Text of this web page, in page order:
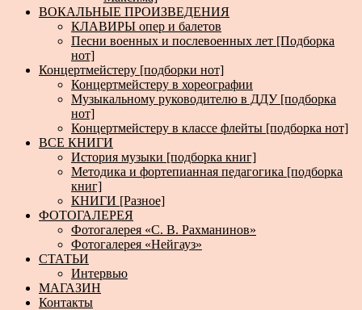
ВОКАЛЬНЫЕ ПРОИЗВЕДЕНИЯ
КЛАВИРЫ опер и балетов
Песни военных и послевоенных лет [Подборка
нот]
Концертмейстеру [подборки нот]
Концертмейстеру в хореографии
Музыкальному руководителю в ДДУ [подборка
нот]
Концертмейстеру в классе флейты [подборка нот]
ВСЕ КНИГИ
История музыки [подборка книг]
Методика и фортепианная педагогика [подборка
книг]
КНИГИ [Разное]
ФОТОГАЛЕРЕЯ
Фотогалерея «С. В. Рахманинов»
Фотогалерея «Нейгауз»
СТАТЬИ
Интервью
МАГАЗИН
Контакты